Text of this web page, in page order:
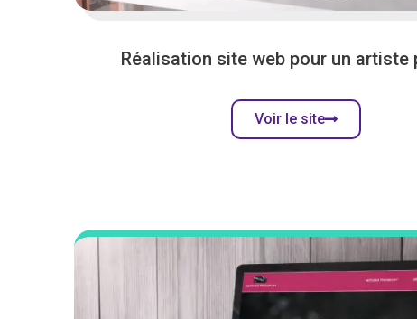
Réalisation site web pour un artiste
Voir le site